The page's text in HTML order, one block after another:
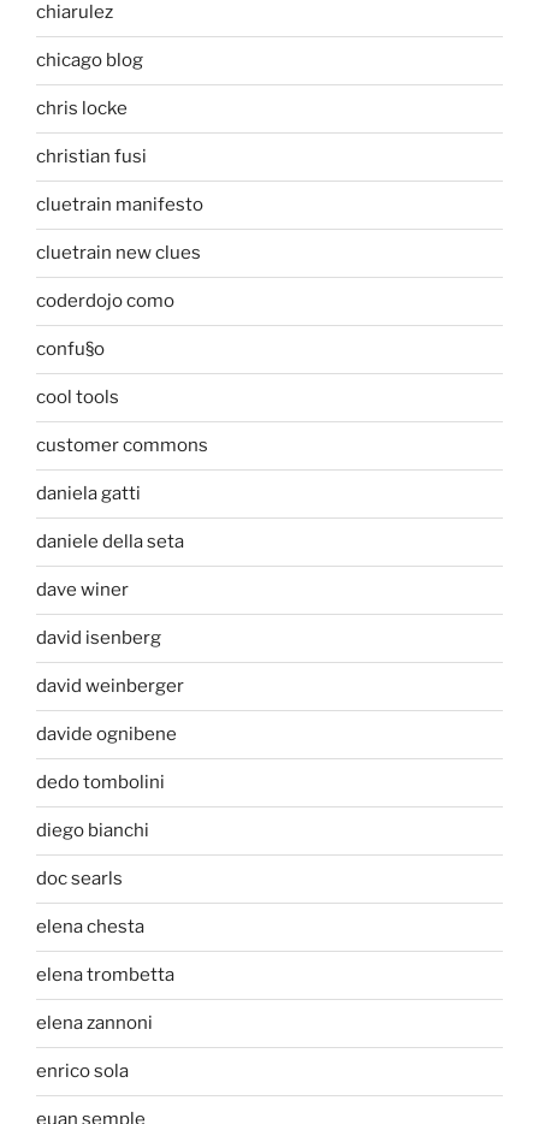
chiarulez
chicago blog
chris locke
christian fusi
cluetrain manifesto
cluetrain new clues
coderdojo como
confu§o
cool tools
customer commons
daniela gatti
daniele della seta
dave winer
david isenberg
david weinberger
davide ognibene
dedo tombolini
diego bianchi
doc searls
elena chesta
elena trombetta
elena zannoni
enrico sola
euan semple